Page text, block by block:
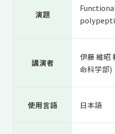
NAIST Edge BIO
5年一貫コースの
国際化教育プログ
国際バイオゼミナ
サマーキャンプ
国際学生ワークシ
UCDリトリート
卒業生の声
研究＆授業
イベント
保護者の方へ
アクセス
学内限定
演題
講演者
伊藤 維昭
命科学部)
使用言語 日本語